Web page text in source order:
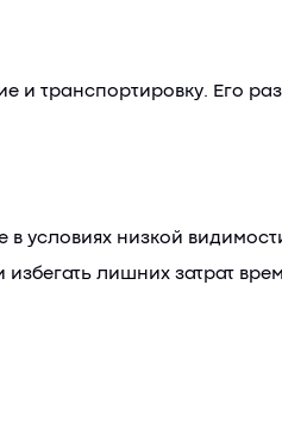
и транспортировку. Его
условиях низкой
лишних затрат